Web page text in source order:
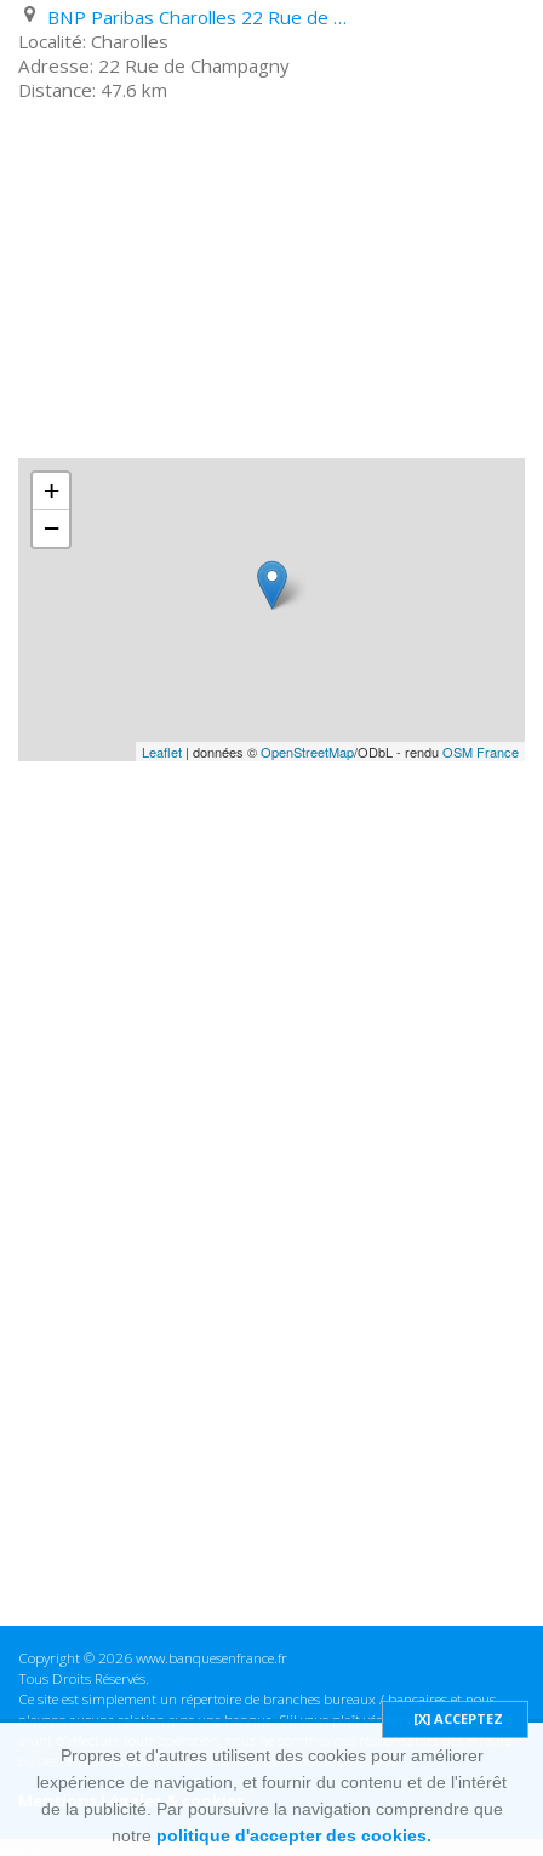
BNP Paribas Charolles 22 Rue de Champagny
Charolles
22 Rue de Champagny
47.6 km
+
−
Leaflet | données ©OpenStreetMap/ODbL - renduOSM France
Copyright © 2026 www.banquesenfrance.fr
Tous Droits Réservés.
Ce site est simplement un répertoire de branches bureaux / bancaires et nous
n'avons aucune relation avec une banque. S'il vous plaît vérifier ces informations
avant d'effectuer toute opération, nous ne sommes pas responsables des erreurs
ou des omissions dans les informations que nous fournissons.
Mentions Légales & cookies
Propres et d'autres utilisent des cookies pour améliorer
lexpérience de navigation, et fournir du contenu et de l'intérêt
de la publicité. Par poursuivre la navigation comprendre que
notre politique d'accepter des cookies.